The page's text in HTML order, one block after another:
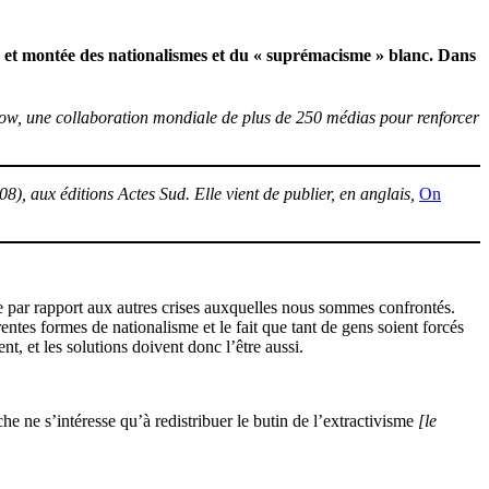
montée des nationalismes et du « suprémacisme » blanc. Dans
une collaboration mondiale de plus de 250 médias pour renforcer
aux éditions Actes Sud. Elle vient de publier, en anglais, On
rapport aux autres crises auxquelles nous sommes confrontés.
formes de nationalisme et le fait que tant de gens soient forcés
et les solutions doivent donc l’être aussi.
ne s’intéresse qu’à redistribuer le butin de l’extractivisme [le